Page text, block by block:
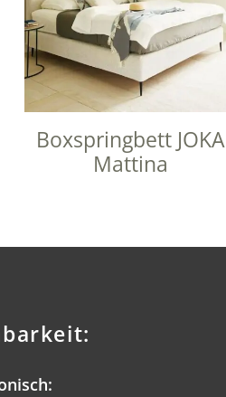
Boxspringbett JOKA
Mattina